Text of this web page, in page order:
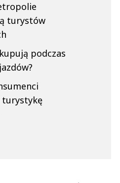
turystów
podczas
turystykę